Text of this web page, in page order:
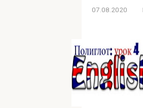
07.08.2020